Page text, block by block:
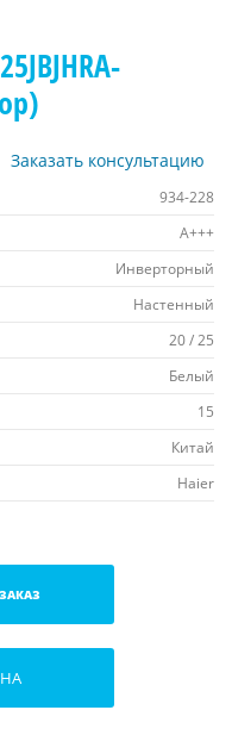
Заказать консультацию
934-228
A+++
Инверторный
Настенный
20 / 25
Белый
15
Китай
Haier